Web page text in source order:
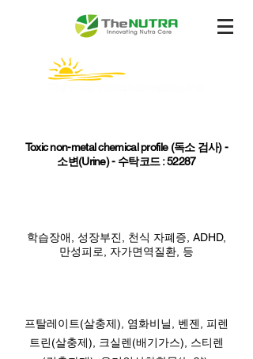
Toxic non-metal chemical profile (독소 검사) -
소변(Urine) - 수탁코드 : 52287
학습장애, 성장부진, 천식 자폐증, ADHD,
만성피로, 자가면역질환, 등
프탈레이트(살충제), 염화비닐, 벤젠, 피렌
트린(살충제), 크실렌(배기가스), 스티렌